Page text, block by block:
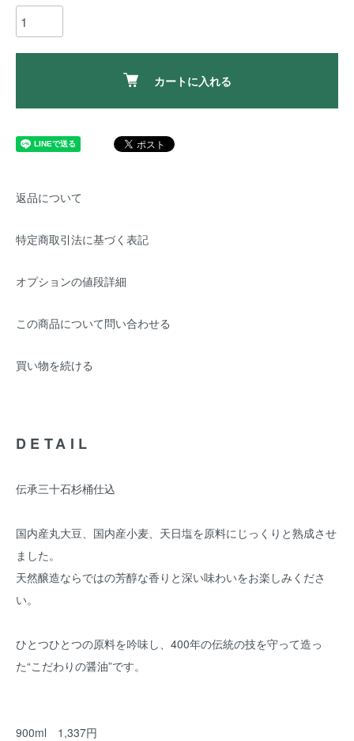
カートに入れる
返品について
特定商取引法に基づく表記
オプションの値段詳細
この商品について問い合わせる
買い物を続ける
DETAIL
伝承三十石杉桶仕込
国内産丸大豆、国内産小麦、天日塩を原料にじっくりと熟成させ
ました。
天然醸造ならではの芳醇な香りと深い味わいをお楽しみくださ
い。
ひとつひとつの原料を吟味し、400年の伝統の技を守って造っ
た“こだわりの醤油”です。
900ml 1,337円